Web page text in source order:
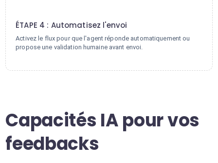
ÉTAPE 4 : Automatisez l'envoi
Activez le flux pour que l'agent réponde automatiquement ou
propose une validation humaine avant envoi.
Capacités IA pour vos
feedbacks